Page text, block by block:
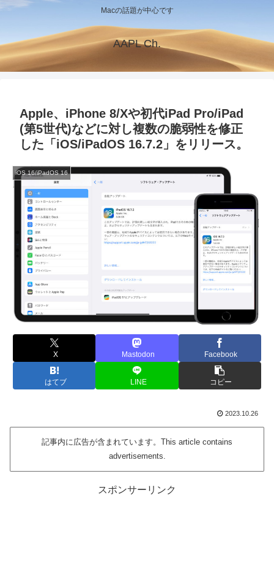
Macの話題が中心です
AAPL Ch.
Apple、iPhone 8/Xや初代iPad Pro/iPad
(第5世代)などに対し複数の脆弱性を修正
した「iOS/iPadOS 16.7.2」をリリース。
iOS 16/iPadOS 16
X Mastodon Facebook
はてブ LINE コピー
2023.10.26
記事内に広告が含まれています。This article contains
advertisements.
スポンサーリンク